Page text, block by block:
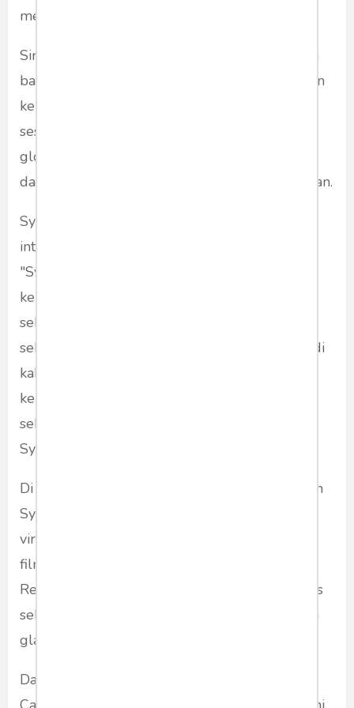
membaca peristiwa itu.
Simulacra dalam peristiwa tersebut antara lain
bahwa Cannes sebagai simbol eksklusivitas dan
kelas dunia. Pergi ke Cannes memberi kesan
seseorang adalah bagian dari elite perfilman
global, meskipun ia tidak terlibat langsung
dalam film yang ditayangkan atau dinominasikan.
Syahrini menjadi citra selebritas
internasional karena media dan publik melihat
"Syahrini di Cannes" sebagai simbol
keberhasilan, padahal mungkin ia hanya hadir
sebagai tamu undangan brand tertentu, bukan
sebagai tokoh perfilman. Di sini realitas menjadi
kabur karena publik tidak lagi peduli apakah
kehadiran itu berkontribusi pada festival atau
sekadar
Syahrini telah menyatu dengan "kelas dunia".
Di sinilah hyperrealitas terjadi karena kehadiran
Syahrini di Cannes menjadi lebih penting dan
viral daripada kehadiran sutradara atau aktor
film yang benar-benar diputar di sana.
Realitasnya di mana fungsi asli Festival Cannes
sebagai ajang film, tertutupi oleh simulasi citra
glamor.
Dalam pandangan Baudrillard, Syahrini di